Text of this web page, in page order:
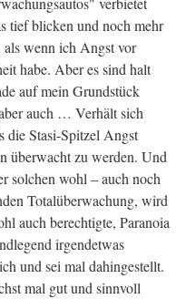
tief blicken und noch mehr
wenn ich Angst vor
habe. Aber es sind halt
auf mein Grundstück
auch … Verhält sich
die Stasi-Spitzel Angst
überwacht zu werden. Und
solchen wohl – auch noch
Totalüberwachung, wird
auch berechtigte, Paranoia
irgendetwas
und sei mal dahingestellt.
mal gut und sinnvoll